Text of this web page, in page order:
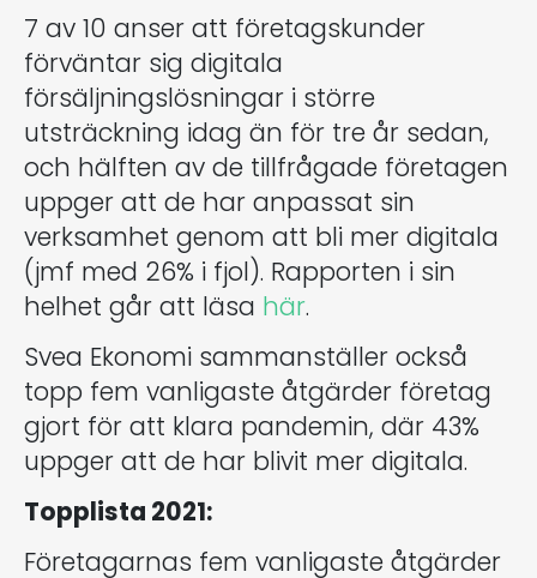
7 av 10 anser att företagskunder
förväntar sig digitala
försäljningslösningar i större
utsträckning idag än för tre år sedan,
och hälften av de tillfrågade företagen
uppger att de har anpassat sin
verksamhet genom att bli mer digitala
(jmf med 26% i fjol). Rapporten i sin
helhet går att läsa här.
Svea Ekonomi sammanställer också
topp fem vanligaste åtgärder företag
gjort för att klara pandemin, där 43%
uppger att de har blivit mer digitala.
Topplista 2021:
Företagarnas fem vanligaste åtgärder